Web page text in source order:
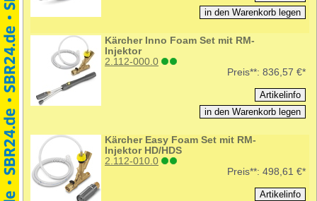
Kärcher Inno Foam Set mit RM-
Injektor
2.112-000.0
Preis**: 836,57 €*
Kärcher Easy Foam Set mit RM-
Injektor HD/HDS
2.112-010.0
Preis**: 498,61 €*